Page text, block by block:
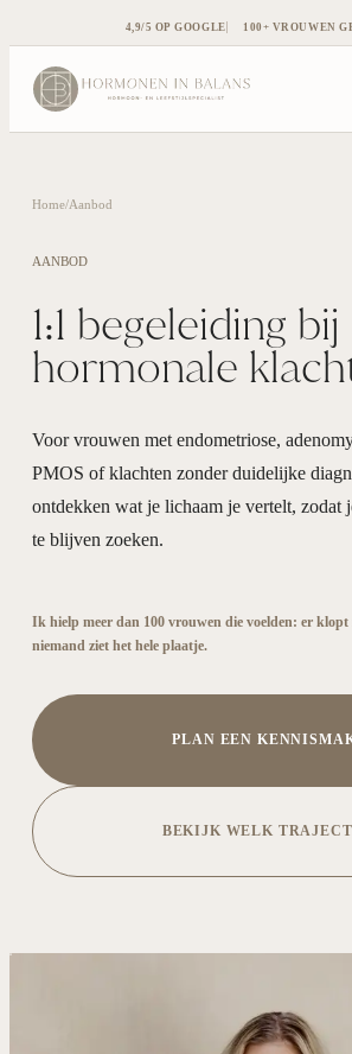
4,9/5 OP GOOGLE 100+ VROUWEN
Home/Aanbod
AANBOD
1:1 begeleiding bij
hormonale
Voor vrouwen met endometriose,
PMOS of klachten zonder duidelijke
ontdekken wat je lichaam je vertelt, zodat
te blijven zoeken.
Ik hielp meer dan 100 vrouwen die voelden: er klopt
niemand ziet het hele plaatje.
PLAN EEN
BEKIJK WELK TRAJECT